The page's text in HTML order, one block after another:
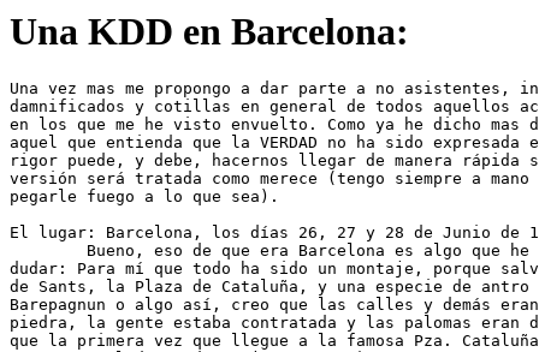
Una KDD en Barcelona:
Una vez mas me propongo a dar parte a no asistentes,
damnificados y cotillas en general de todos aquellos
en los que me he visto envuelto. Como ya he dicho mas
aquel que entienda que la VERDAD no ha sido expresada
rigor puede, y debe, hacernos llegar de manera
versión será tratada como merece (tengo siempre a
pegarle fuego a lo que sea).
El lugar: Barcelona, los días 26, 27 y 28 de Junio de
dudar: Para mí que todo ha sido un montaje, porque
de Sants, la Plaza de Cataluña, y una especie de
Barepagnun o algo así, creo que las calles y demás
piedra, la gente estaba contratada y las palomas eran
que la primera vez que llegue a la famosa Pza.